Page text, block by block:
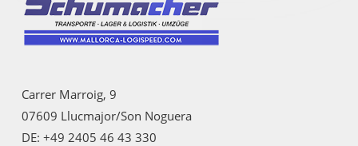
Carrer Marroig, 9
07609 Llucmajor/Son Noguera
DE: +49 2405 46 43 330